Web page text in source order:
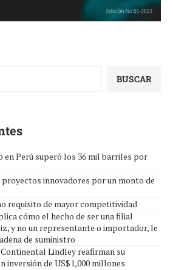
BUSCAR
en Perú superó los 36 mil barriles por
innovadores por un monto de
requisito de mayor competitividad
cómo el hecho de ser una filial
y no un representante o importador, le
de suministro
Lindley reafirman su
inversión de US$1,000 millones